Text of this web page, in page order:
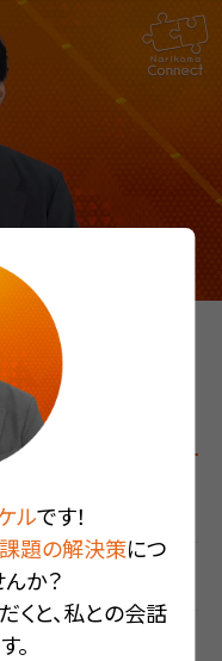
ルです！
題の解決策につ
か？
くと、私との会話
。
一時停止